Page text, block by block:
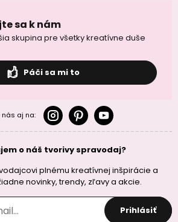
sa k nám
skupina pre všetky kreatívne duše
Páči sa mi to
nás aj na:
o náš tvorivy spravodaj?
plnému kreatívnej inšpirácie a
novinky, trendy, zľavy a akcie.
Prihlásiť